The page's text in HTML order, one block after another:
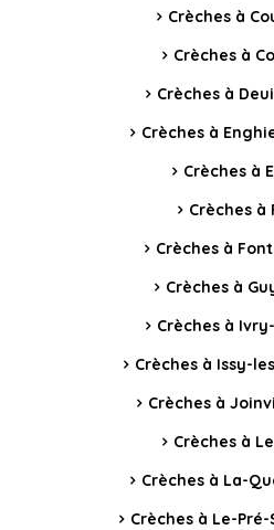
Crèches à
Crèches à
Crèches à
Crèches à
Crèches à
Crèches à
Crèches à
Crèches à
Crèches à
Crèches à Issy-
Crèches à
Crèches à
Crèches à La-
Crèches à Le-